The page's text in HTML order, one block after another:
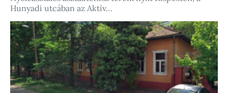
Hunyadi utcában az Aktív…